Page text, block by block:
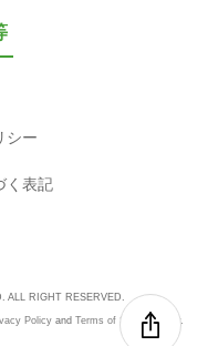
シー
く表記
ALL RIGHT RESERVED.
Policyand Terms of Serviceapply.